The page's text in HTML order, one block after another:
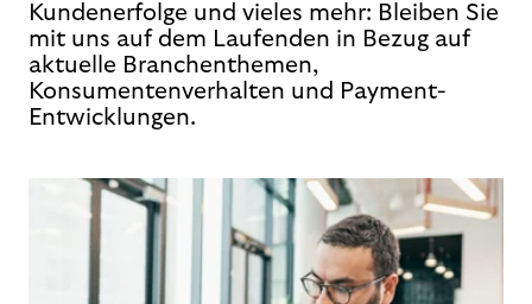
Kundenerfolge und vieles mehr: Bleiben Sie
mit uns auf dem Laufenden in Bezug auf
aktuelle Branchenthemen,
Konsumentenverhalten und Payment-
Entwicklungen.